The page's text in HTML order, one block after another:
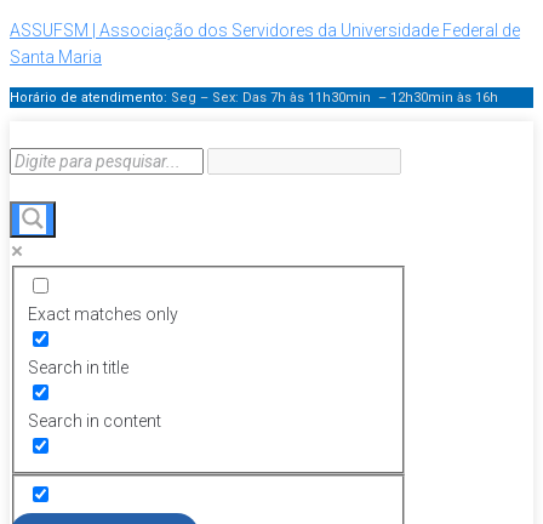
ASSUFSM | Associação dos Servidores da Universidade Federal de
Santa Maria
Horário de atendimento: Seg – Sex: Das 7h às 11h30min – 12h30min às 16h
Exact matches only
Search in title
Search in content